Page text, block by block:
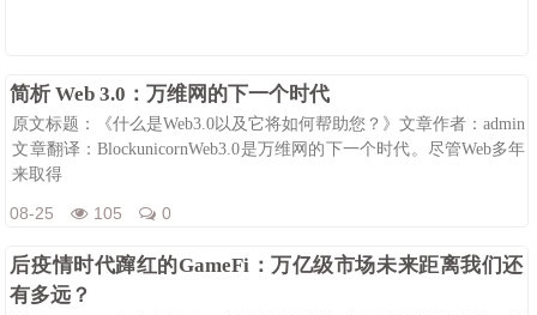
简析 Web 3.0：万维网的下一个时代
原文标题：《什么是Web3.0以及它将如何帮助您？》文章作者：admin
文章翻译：BlockunicornWeb3.0是万维网的下一个时代。尽管Web多年
来取得
08-25 105 0
后疫情时代蹿红的GameFi：万亿级市场未来距离我们还
有多远？